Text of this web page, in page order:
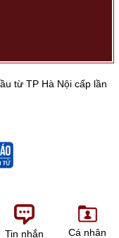
từ TP Hà Nội cấp lần
Tin nhắn Cá nhân